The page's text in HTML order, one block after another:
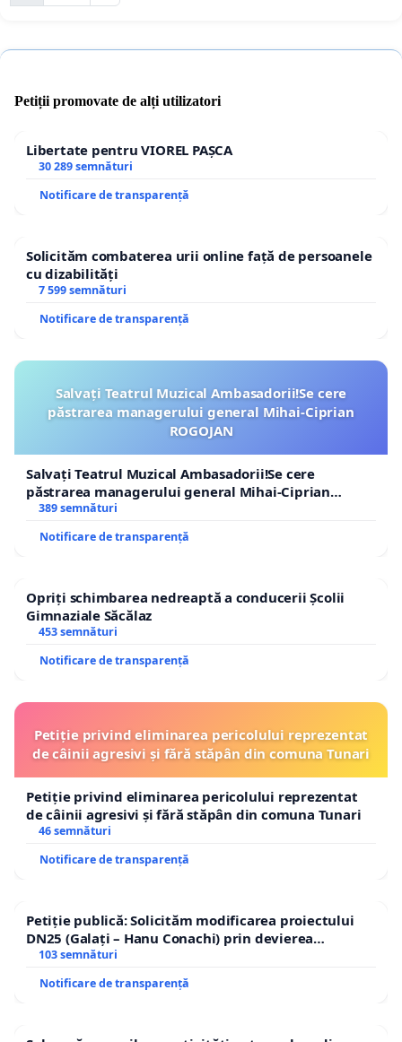
Petiții promovate de alți utilizatori
Libertate pentru VIOREL PAȘCA
30 289 semnături
Notificare de transparență
Solicităm combaterea urii online față de persoanele
cu dizabilități
7 599 semnături
Notificare de transparență
Salvați Teatrul Muzical Ambasadorii!Se cere
păstrarea managerului general Mihai-Ciprian
ROGOJAN
Salvați Teatrul Muzical Ambasadorii!Se cere
păstrarea managerului general Mihai-Ciprian
ROGOJAN
389 semnături
Notificare de transparență
Opriți schimbarea nedreaptă a conducerii Școlii
Gimnaziale Săcălaz
453 semnături
Notificare de transparență
Petiție privind eliminarea pericolului reprezentat
de câinii agresivi și fără stăpân din comuna Tunari
Petiție privind eliminarea pericolului reprezentat
de câinii agresivi și fără stăpân din comuna Tunari
46 semnături
Notificare de transparență
Petiție publică: Solicităm modificarea proiectului
DN25 (Galați – Hanu Conachi) prin devierea
traseului în afara localităților!
103 semnături
Notificare de transparență